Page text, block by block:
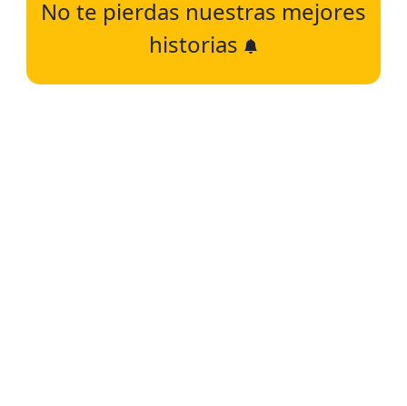
No te pierdas nuestras mejores
historias